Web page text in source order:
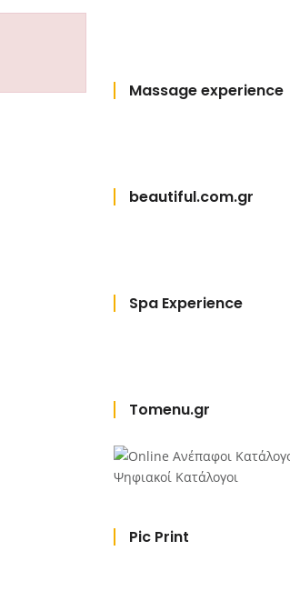
Massage experience
beautiful.com.gr
Spa Experience
Tomenu.gr
Pic Print